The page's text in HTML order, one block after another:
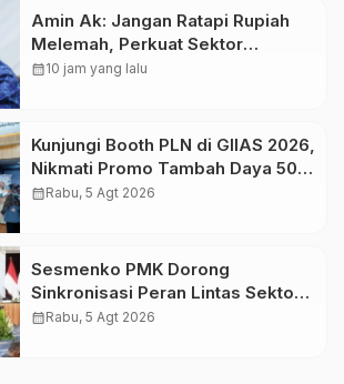
Amin Ak: Jangan Ratapi Rupiah
Melemah, Perkuat Sektor
Produktif Negara
calendar_month10 jam yang lalu
Kunjungi Booth PLN di GIIAS 2026,
Nikmati Promo Tambah Daya 50
Persen
calendar_monthRabu, 5 Agt 2026
Sesmenko PMK Dorong
Sinkronisasi Peran Lintas Sektor
Percepat Penurunan Stunting
calendar_monthRabu, 5 Agt 2026